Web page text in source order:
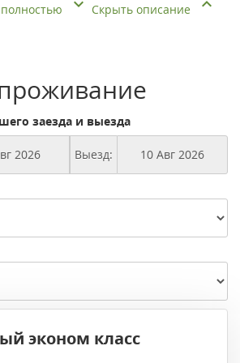
Скрыть описание
заезда и выезда
Выезд:
эконом класс